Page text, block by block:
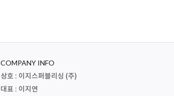
COMPANY INFO
상호 : 이지스퍼블리싱 (주)
대표 : 이지연